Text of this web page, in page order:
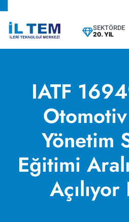
SEKTÖRDE
20. YIL
IATF
Yönetim
Eğitimi